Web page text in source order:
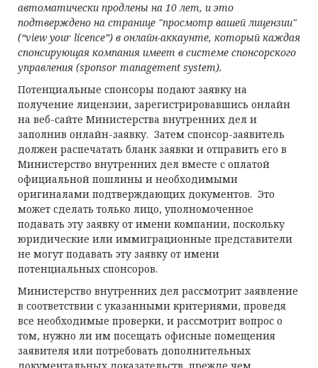
автоматически продлены на 10 лет, и это
подтверждено на странице "просмотр вашей лицензии"
(“view your licence”) в онлайн-аккаунте, который каждая
спонсирующая компания имеет в системе спонсорского
управления (sponsor management system).
Потенциальные спонсоры подают заявку на
получение лицензии, зарегистрировавшись онлайн
на веб-сайте Министерства внутренних дел и
заполнив онлайн-заявку. Затем спонсор-заявитель
должен распечатать бланк заявки и отправить его в
Министерство внутренних дел вместе с оплатой
официальной пошлины и необходимыми
оригиналами подтверждающих документов. Это
может сделать только лицо, уполномоченное
подавать эту заявку от имени компании, поскольку
юридические или иммиграционные представители
не могут подавать эту заявку от имени
потенциальных спонсоров.
Министерство внутренних дел рассмотрит заявление
в соответствии с указанными критериями, проведя
все необходимые проверки, и рассмотрит вопрос о
том, нужно ли им посещать офисные помещения
заявителя или потребовать дополнительных